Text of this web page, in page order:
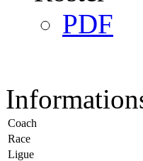
PDF
Coach
Race
Ligue